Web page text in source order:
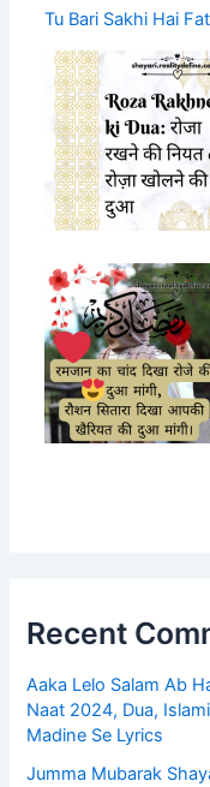
Tu Bari Sakhi Hai
Recent
Aaka Lelo Salam Ab
Naat 2024, Dua,
Madine Se Lyrics
Jumma Mubarak